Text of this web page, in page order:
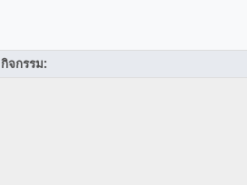
กิจกรรม: